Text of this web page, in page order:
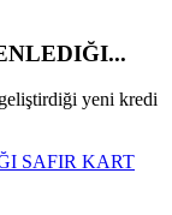
yeni kredi
SAFIR KART